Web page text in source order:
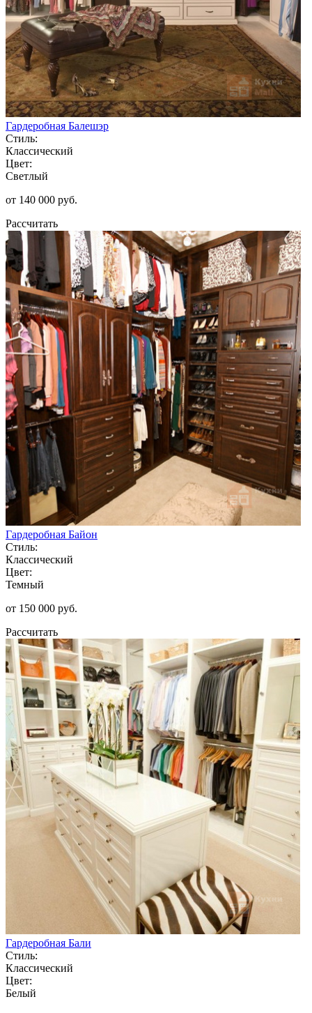
Гардеробная Балешэр
Стиль:
Классический
Цвет:
Светлый
от 140 000 руб.
Рассчитать
Гардеробная Байон
Стиль:
Классический
Цвет:
Темный
от 150 000 руб.
Рассчитать
Гардеробная Бали
Стиль:
Классический
Цвет:
Белый